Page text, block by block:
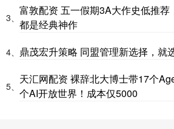
3、
富敦配资 五一假期3A大作史低推荐
都是经典神作
4、 鼎茂宏升策略 同盟管理新选择，就
5、
天汇网配资 裸辞北大博士带17个
个AI开放世界！成本仅5000